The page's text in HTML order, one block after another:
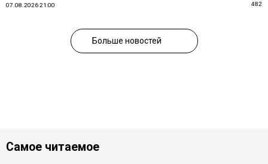
07.08.2026 21:00 482
Больше новостей
Самое читаемое